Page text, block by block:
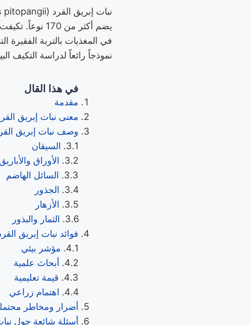
يضم أكثر من
في المغذيات بالتربة
نموذجاً رائعاً لدراسة التكيف
في هذا القال
مقدمة
معنى نبات إبريق
وصف نبات إبريق
السيقان
الأوراق والأباريق
السائل الهاضم
الجذور
الأزهار
الثمار والبذور
فوائد نبات إبريق
مؤشر بيئي
أبحاث علمية
قيمة تعليمية
اهتمام زراعي
أضرار ومخاطر
أسئلة شائعة حول